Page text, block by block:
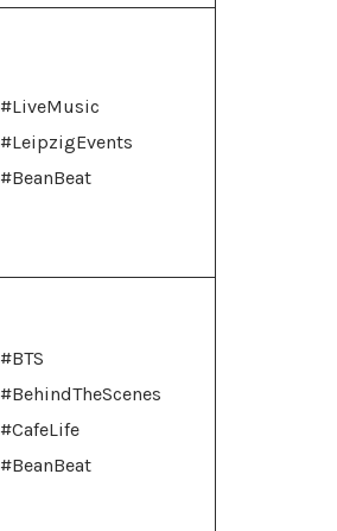
#LiveMusic
#LeipzigEvents
#BeanBeat
#BTS
#BehindTheScenes
#CafeLife
#BeanBeat